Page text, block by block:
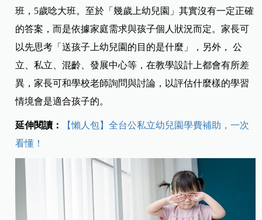
班，5歲唸大班。 至於「幾歲上幼兒園」其實沒有一定正確
的答案，而是依據家庭需求與孩子個人狀況而定。家長可
以先思考「送孩子上幼兒園的目的是什麼」，另外，公
立、私立、混齡、發展中心等，在教學設計上都會有所差
異，家長可和學校老師詢問與討論，以評估什麼樣的學習
情境會是適合孩子的。
延伸閱讀：
【懶人包】全台公私立幼兒園學費補助，一次
看懂！